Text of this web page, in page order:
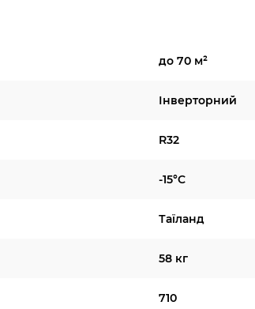
до 70 м²
Інверторний
R32
-15°C
Таїланд
58 кг
710